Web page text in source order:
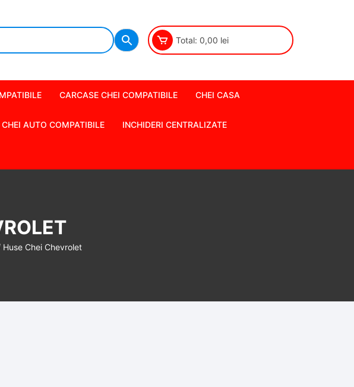
Total: 0,00 lei
CARCASE CHEI COMPATIBILE CHEI CASA
CHEI AUTO COMPATIBILE INCHIDERI CENTRALIZATE
Chei Chevrolet